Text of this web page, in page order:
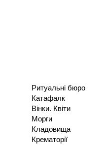
Ритуальні бюро
Катафалк
Вінки. Квіти
Морги
Кладовища
Крематорії